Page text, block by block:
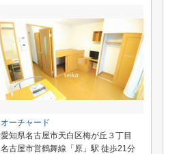
オーチャード
愛知県名古屋市天白区梅が丘３丁目
名古屋市営鶴舞線「原」駅 徒歩21分